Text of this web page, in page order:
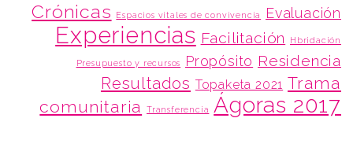
Crónicas Espacios vitales de convivencia Evaluación
Experiencias Facilitación Hbridación
Presupuesto y recursos Propósito Residencia
Resultados Topaketa 2021 Trama
comunitaria
Transferencia Ágoras 2017